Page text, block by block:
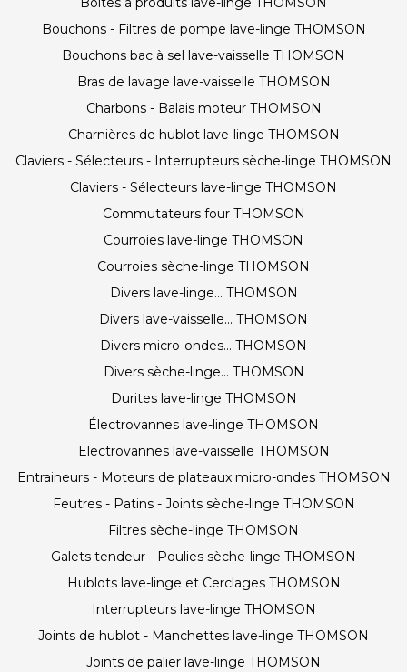
Bouchons - Filtres de pompe lave-linge THOMSON
Bouchons bac à sel lave-vaisselle THOMSON
Bras de lavage lave-vaisselle THOMSON
Charbons - Balais moteur THOMSON
Charnières de hublot lave-linge THOMSON
Claviers - Sélecteurs - Interrupteurs sèche-linge THOMSON
Claviers - Sélecteurs lave-linge THOMSON
Commutateurs four THOMSON
Courroies lave-linge THOMSON
Courroies sèche-linge THOMSON
Divers lave-linge... THOMSON
Divers lave-vaisselle... THOMSON
Divers micro-ondes... THOMSON
Divers sèche-linge... THOMSON
Durites lave-linge THOMSON
Électrovannes lave-linge THOMSON
Electrovannes lave-vaisselle THOMSON
Entraineurs - Moteurs de plateaux micro-ondes THOMSON
Feutres - Patins - Joints sèche-linge THOMSON
Filtres sèche-linge THOMSON
Galets tendeur - Poulies sèche-linge THOMSON
Hublots lave-linge et Cerclages THOMSON
Interrupteurs lave-linge THOMSON
Joints de hublot - Manchettes lave-linge THOMSON
Joints de palier lave-linge THOMSON